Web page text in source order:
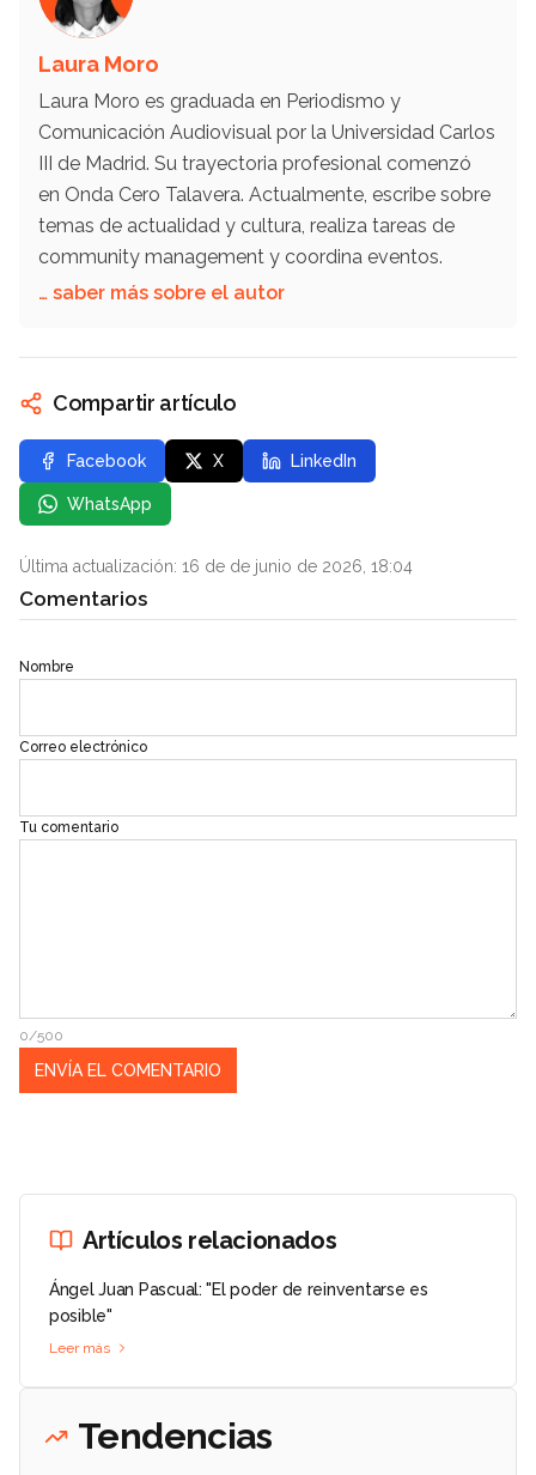
Laura Moro
Laura Moro es graduada en Periodismo y
Comunicación Audiovisual por la Universidad Carlos
III de Madrid. Su trayectoria profesional comenzó
en Onda Cero Talavera. Actualmente, escribe sobre
temas de actualidad y cultura, realiza tareas de
community management y coordina eventos.
… saber más sobre el autor
Compartir artículo
Facebook X LinkedIn
WhatsApp
Última actualización: 16 de de junio de 2026, 18:04
Comentarios
Nombre
Correo electrónico
Tu comentario
0/500
Artículos relacionados
Ángel Juan Pascual: "El poder de reinventarse es
posible"
Leer más
Tendencias